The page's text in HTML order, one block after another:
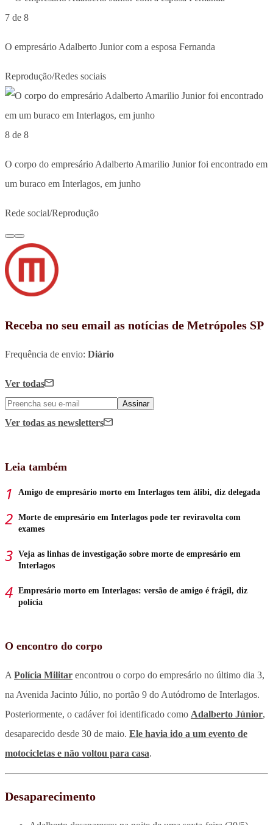
7 de 8
O empresário Adalberto Junior com a esposa Fernanda
Reprodução/Redes sociais
8 de 8
O corpo do empresário Adalberto Amarilio Junior foi encontrado em
um buraco em Interlagos, em junho
Rede social/Reprodução
Receba no seu email as notícias de Metrópoles SP
Frequência de envio: Diário
Ver todas
Assinar
Ver todas as newsletters
Leia também
Amigo de empresário morto em Interlagos tem álibi, diz delegada
Morte de empresário em Interlagos pode ter reviravolta com
exames
Veja as linhas de investigação sobre morte de empresário em
Interlagos
Empresário morto em Interlagos: versão de amigo é frágil, diz
polícia
O encontro do corpo
APolícia Militar encontrou o corpo do empresário no último dia 3,
na Avenida Jacinto Júlio, no portão 9 do Autódromo de Interlagos.
Posteriormente, o cadáver foi identificado como Adalberto Júnior,
desaparecido desde 30 de maio. Ele havia ido a um evento de
motocicletas e não voltou para casa.
Desaparecimento